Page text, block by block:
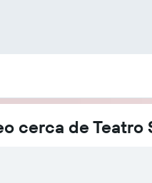
cerca de Teatro